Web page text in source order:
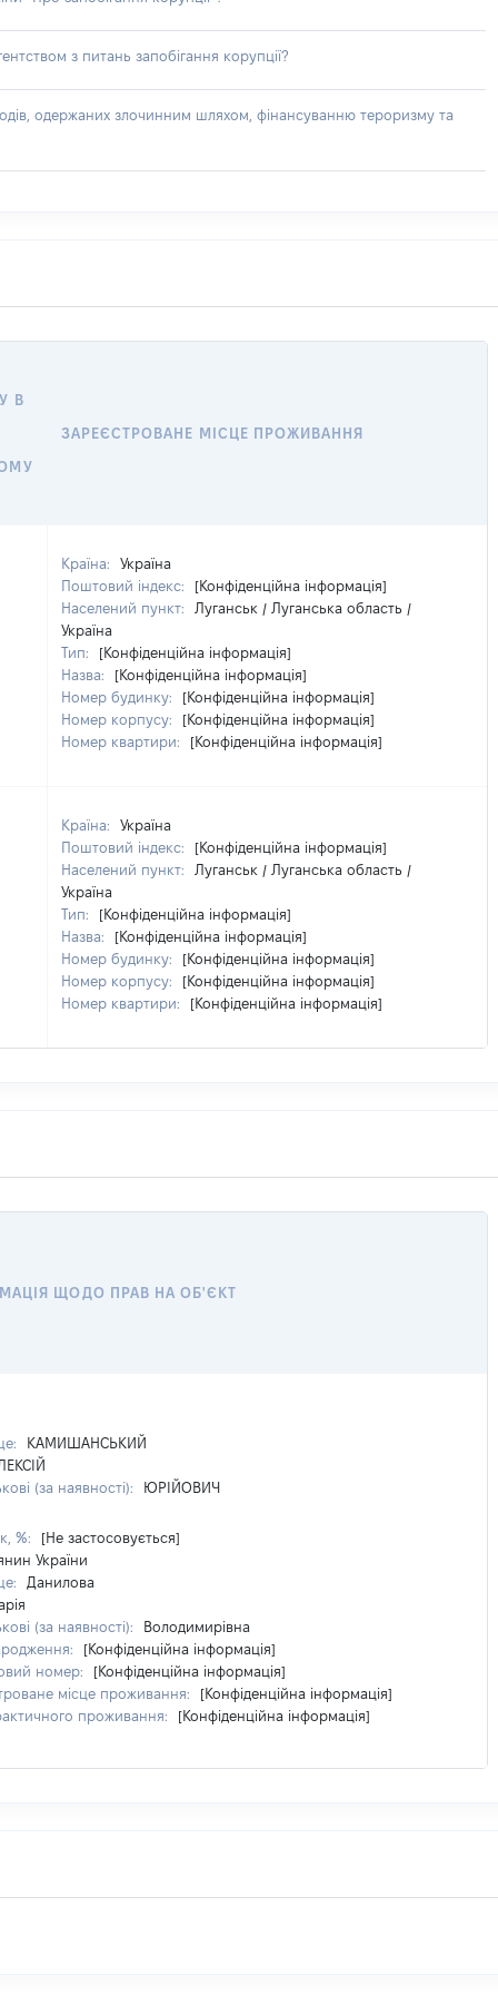
з питань запобігання корупції?
одержаних злочинним шляхом, фінансуванню тероризму та
В
ЗАРЕЄСТРОВАНЕ МІСЦЕ ПРОЖИВАННЯ
Країна:
Україна
Поштовий індекс:
[Конфіденційна інформація]
Населений пункт:
Луганськ / Луганська область /
Україна
Тип:
[Конфіденційна інформація]
Назва:
[Конфіденційна інформація]
Номер будинку:
[Конфіденційна інформація]
Номер корпусу:
[Конфіденційна інформація]
Номер квартири:
[Конфіденційна інформація]
Країна:
Україна
Поштовий індекс:
[Конфіденційна інформація]
Населений пункт:
Луганськ / Луганська область /
Україна
Тип:
[Конфіденційна інформація]
Назва:
[Конфіденційна інформація]
Номер будинку:
[Конфіденційна інформація]
Номер корпусу:
[Конфіденційна інформація]
Номер квартири:
[Конфіденційна інформація]
ЩОДО ПРАВ НА ОБ'ЄКТ
КАМИШАНСЬКИЙ
(за наявності):
ЮРІЙОВИЧ
%:
[Не застосовується]
України
Данилова
(за наявності):
Володимирівна
[Конфіденційна інформація]
номер:
[Конфіденційна інформація]
місце проживання:
[Конфіденційна інформація]
проживання:
[Конфіденційна інформація]